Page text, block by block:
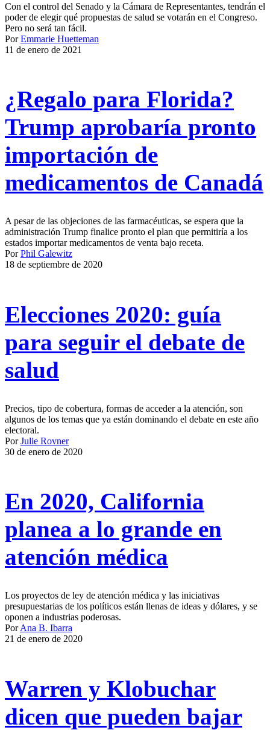
Con el control del Senado y la Cámara de Representantes, tendrán el
poder de elegir qué propuestas de salud se votarán en el Congreso.
Pero no será tan fácil.
PorEmmarie Huetteman
11 de enero de 2021
¿Regalo para Florida?
Trump aprobaría pronto
importación de
medicamentos de Canadá
A pesar de las objeciones de las farmacéuticas, se espera que la
administración Trump finalice pronto el plan que permitiría a los
estados importar medicamentos de venta bajo receta.
PorPhil Galewitz
18 de septiembre de 2020
Elecciones 2020: guía
para seguir el debate de
salud
Precios, tipo de cobertura, formas de acceder a la atención, son
algunos de los temas que ya están dominando el debate en este año
electoral.
PorJulie Rovner
30 de enero de 2020
En 2020, California
planea a lo grande en
atención médica
Los proyectos de ley de atención médica y las iniciativas
presupuestarias de los políticos están llenas de ideas y dólares, y se
oponen a industrias poderosas.
PorAna B. Ibarra
21 de enero de 2020
Warren y Klobuchar
dicen que pueden bajar